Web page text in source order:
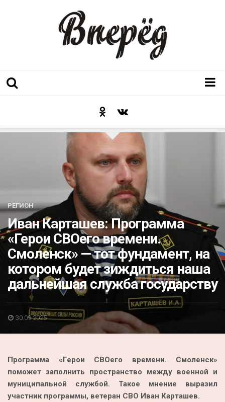
Послесловие к празднику
Неожиданный ракурс
Люди родного края
Акция
К 70-летию районного Дома культуры
Конкурс
Люди родного края
Национальные проекты
Перепись — 2020
РЕГИОН
Иван Карташев: Программа
«Герои СВОего времени.
Смоленск» — тот фундамент, на
котором будет зиждиться наша
дальнейшая служба государству
30.09.2025
Программа «Герои СВОего времени. Смоленск»
поможет заполнить пространство между военной и
муниципальной службой. Такое мнение выразил
участник программы, ветеран СВО Иван Карташев.